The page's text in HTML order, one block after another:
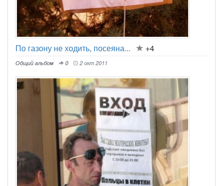
По газону не ходить, посеяна... +4
Общий альбом 0 2 окт 2011